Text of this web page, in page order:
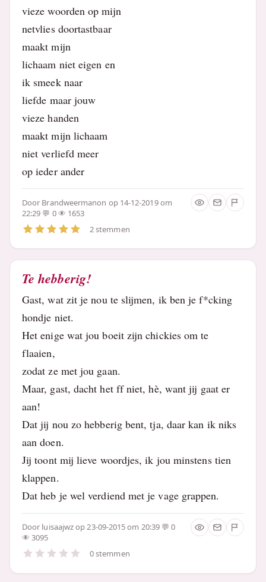
vieze woorden op mijn
netvlies doortastbaar
maakt mijn
lichaam niet eigen en
ik smeek naar
liefde maar jouw
vieze handen
maakt mijn lichaam
niet verliefd meer
op ieder ander
Door Brandweermanon op 14-12-2019 om
22:29
0
1653
2 stemmen
Te hebberig!
Gast, wat zit je nou te slijmen, ik ben je f*cking
hondje niet.
Het enige wat jou boeit zijn chickies om te
flaaien,
zodat ze met jou gaan.
Maar, gast, dacht het ff niet, hè, want jij gaat er
aan!
Dat jij nou zo hebberig bent, tja, daar kan ik niks
aan doen.
Jij toont mij lieve woordjes, ik jou minstens tien
klappen.
Dat heb je wel verdiend met je vage grappen.
Door luisaajwzop 23-09-2015 om 20:39
0
3095
0 stemmen